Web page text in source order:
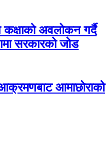
अवलोकन गर्दै
सरकारको जोड
आमाछोराको